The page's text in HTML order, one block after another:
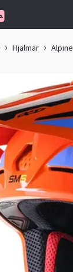
Hjälmar